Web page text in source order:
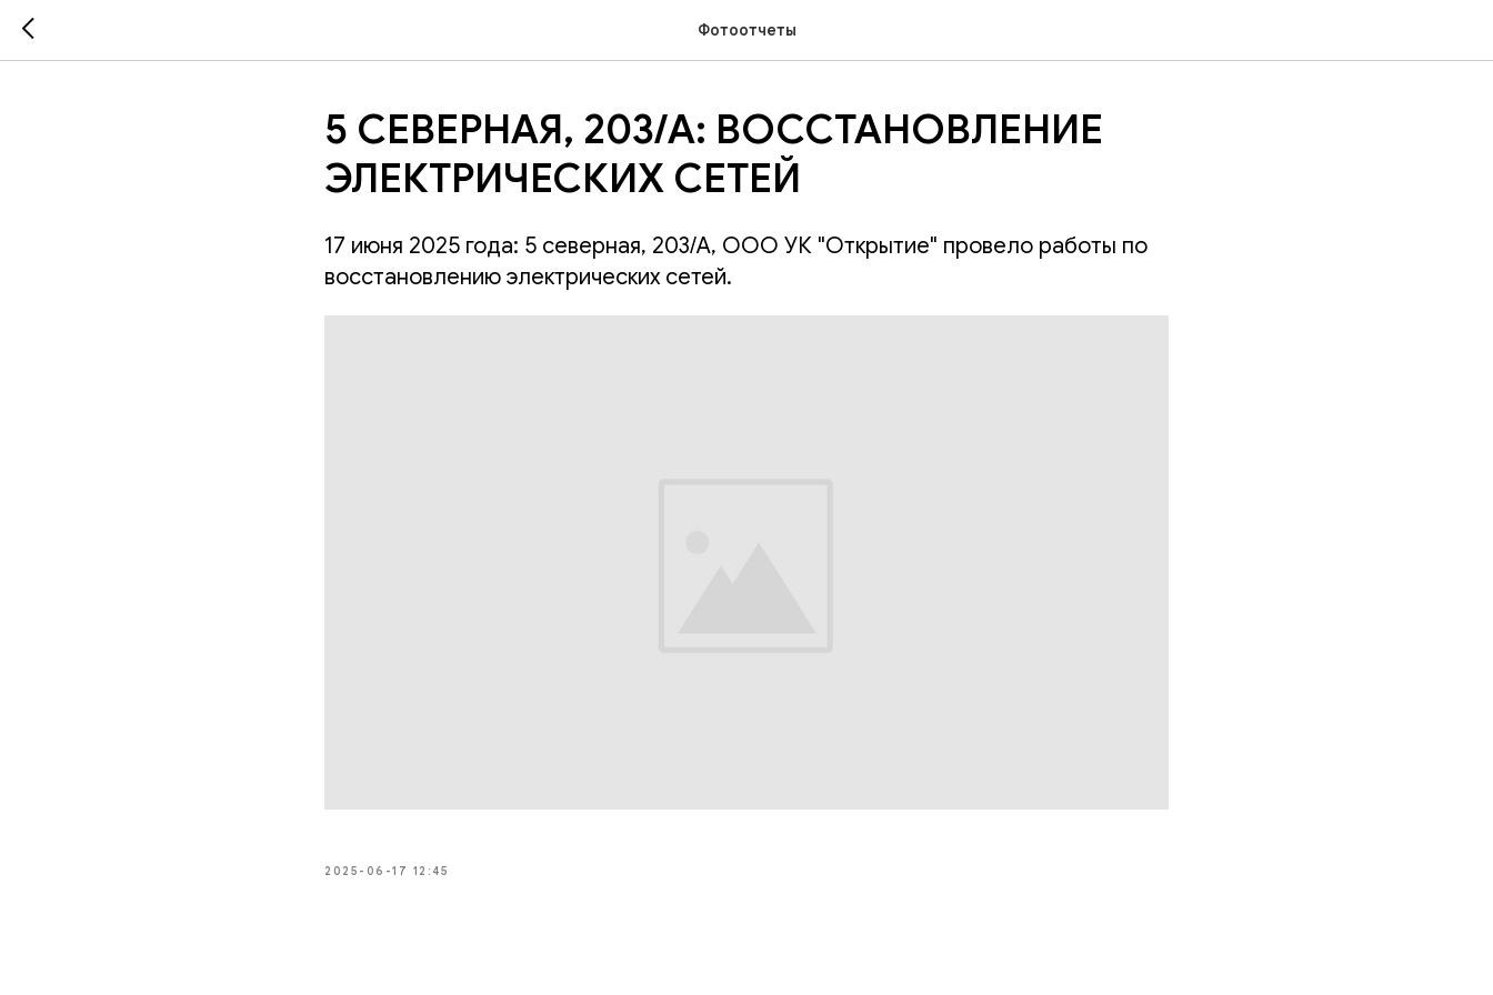
Фотоотчеты
5 СЕВЕРНАЯ, 203/А: ВОССТАНОВЛЕНИЕ
ЭЛЕКТРИЧЕСКИХ СЕТЕЙ
17 июня 2025 года: 5 северная, 203/А, ООО УК "Открытие" провело работы по
восстановлению электрических сетей.
2025-06-17 12:45